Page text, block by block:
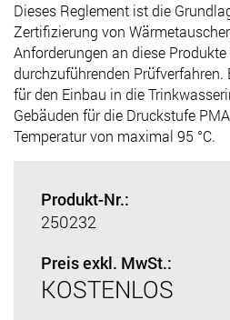
Dieses Reglement ist die
Zertifizierung von
Anforderungen an diese
durchzuführenden
für den Einbau in die
Gebäuden für die Druckstufe
Temperatur von maximal 95 °C.
Produkt-Nr.:
250232
Preis exkl. MwSt.:
KOSTENLOS